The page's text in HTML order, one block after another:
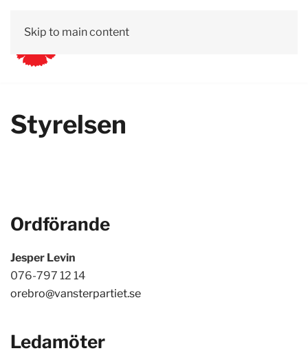
Skip to main content
Styrelsen
Ordförande
Jesper Levin
076-797 12 14
orebro@vansterpartiet.se
Ledamöter